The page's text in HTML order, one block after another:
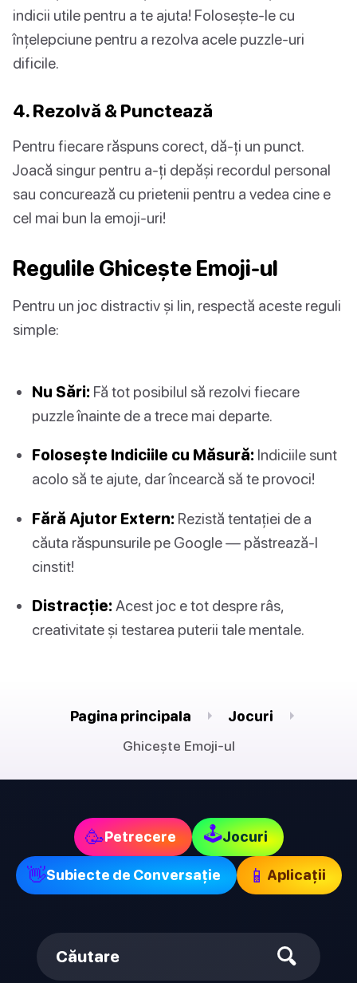
indicii utile pentru a te ajuta! Folosește-le cu
înțelepciune pentru a rezolva acele puzzle-uri
dificile.
4. Rezolvă & Punctează
Pentru fiecare răspuns corect, dă-ți un punct.
Joacă singur pentru a-ți depăși recordul personal
sau concurează cu prietenii pentru a vedea cine e
cel mai bun la emoji-uri!
Regulile Ghicește Emoji-ul
Pentru un joc distractiv și lin, respectă aceste reguli
simple:
Nu Sări: Fă tot posibilul să rezolvi fiecare
puzzle înainte de a trece mai departe.
Folosește Indiciile cu Măsură: Indiciile sunt
acolo să te ajute, dar încearcă să te provoci!
Fără Ajutor Extern: Rezistă tentației de a
căuta răspunsurile pe Google — păstrează-l
cinstit!
Distracție: Acest joc e tot despre râs,
creativitate și testarea puterii tale mentale.
Pagina principala
Jocuri
Ghicește Emoji-ul
🥳Petrecere 🕹Jocuri
👋Subiecte de Conversație 📱 Aplicații
Căutare